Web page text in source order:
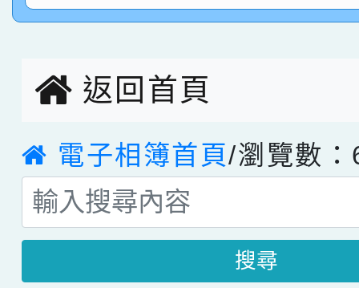
臺灣台語-第二名
市賽榮獲科學小創客佳
返回首頁
電子相簿首頁/瀏覽數
搜尋